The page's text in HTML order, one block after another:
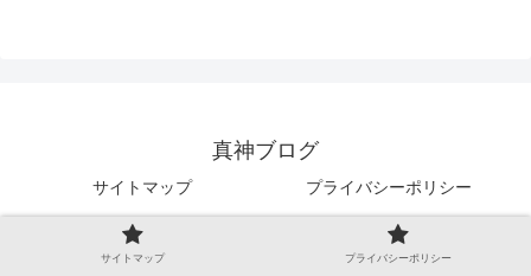
真神ブログ
サイトマップ プライバシーポリシー
Copyright © 2019-2026 真神ブログ All Rights Reserved.
サイトマップ プライバシーポリシー